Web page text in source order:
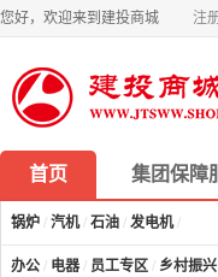
您好，欢迎来到建投商城 注
首页 集团保障
锅炉 / 汽机/ 石油 / 发电机/
办公 / 电器 / 员工专区 / 乡村振兴